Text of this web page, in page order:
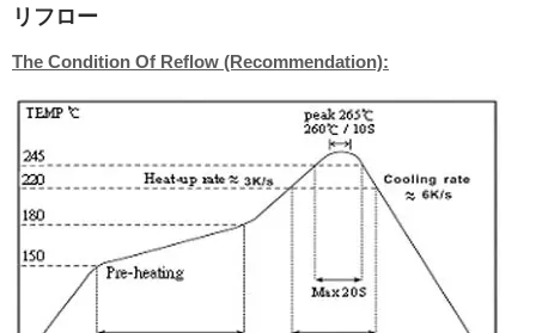
リフロー
The Condition Of Reflow (Recommendation):